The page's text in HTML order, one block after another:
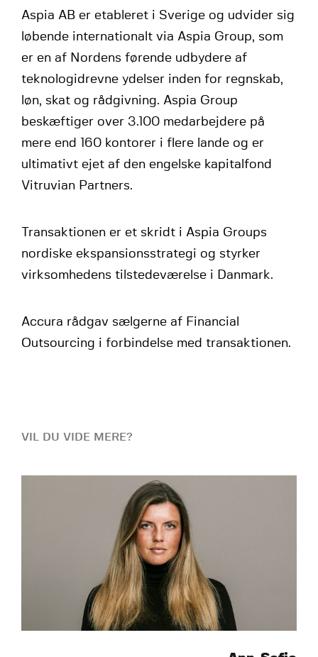
Aspia AB er etableret i Sverige og udvider sig
løbende internationalt via Aspia Group, som
er en af Nordens førende udbydere af
teknologidrevne ydelser inden for regnskab,
løn, skat og rådgivning. Aspia Group
beskæftiger over 3.100 medarbejdere på
mere end 160 kontorer i flere lande og er
ultimativt ejet af den engelske kapitalfond
Vitruvian Partners.
Transaktionen er et skridt i Aspia Groups
nordiske ekspansionsstrategi og styrker
virksomhedens tilstedeværelse i Danmark.
Accura rådgav sælgerne af Financial
Outsourcing i forbindelse med transaktionen.
VIL DU VIDE MERE?